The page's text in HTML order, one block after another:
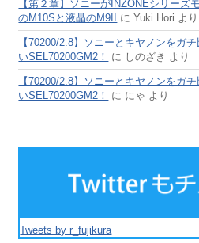
【第２章】ソニーがINZONEシリーズ
のM10Sと液晶のM9II
にYuki Hori より
【70200/2.8】ソニーとキヤノンをガ
いSEL70200GM2！
に しのざき より
【70200/2.8】ソニーとキヤノンをガ
いSEL70200GM2！
に にゃ より
Tweets by r_fujikura